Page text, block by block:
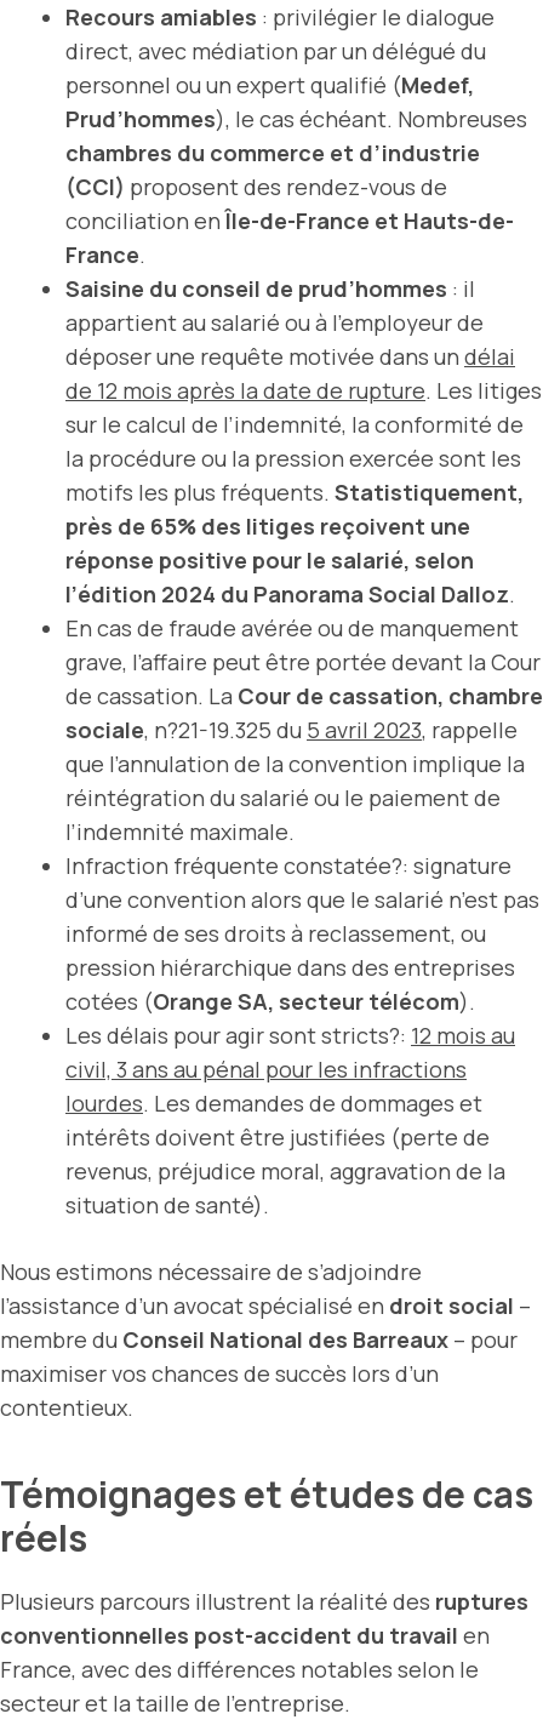
Recours amiables : privilégier le dialogue
direct, avec médiation par un délégué du
personnel ou un expert qualifié (Medef,
Prud’hommes), le cas échéant. Nombreuses
chambres du commerce et d’industrie
(CCI) proposent des rendez-vous de
conciliation enÎle-de-France et Hauts-de-
France.
Saisine du conseil de prud’hommes : il
appartient au salarié ou à l’employeur de
déposer une requête motivée dans un délai
de 12 mois après la date de rupture. Les litiges
sur le calcul de l’indemnité, la conformité de
la procédure ou la pression exercée sont les
motifs les plus fréquents. Statistiquement,
près de 65% des litiges reçoivent une
réponse positive pour le salarié, selon
l’édition 2024 du Panorama Social Dalloz.
En cas de fraude avérée ou de manquement
grave, l’affaire peut être portée devant la Cour
de cassation. La Cour de cassation, chambre
sociale, n?21-19.325 du 5 avril 2023, rappelle
que l’annulation de la convention implique la
réintégration du salarié ou le paiement de
l’indemnité maximale.
Infraction fréquente constatée?: signature
d’une convention alors que le salarié n’est pas
informé de ses droits à reclassement, ou
pression hiérarchique dans des entreprises
cotées (Orange SA, secteur télécom).
Les délais pour agir sont stricts?: 12 mois au
civil, 3 ans au pénal pour les infractions
lourdes. Les demandes de dommages et
intérêts doivent être justifiées (perte de
revenus, préjudice moral, aggravation de la
situation de santé).
Nous estimons nécessaire de s’adjoindre
l’assistance d’un avocat spécialisé en droit social –
membre du Conseil National des Barreaux – pour
maximiser vos chances de succès lors d’un
contentieux.
Témoignages et études de cas
réels
Plusieurs parcours illustrent la réalité des ruptures
conventionnelles post-accident du travail en
France, avec des différences notables selon le
secteur et la taille de l’entreprise.